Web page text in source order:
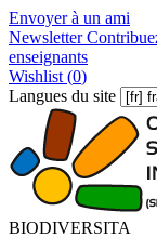
Envoyer à un ami
Newsletter
enseignants
Wishlist (0)
Langues du site
BIODIVERSITA